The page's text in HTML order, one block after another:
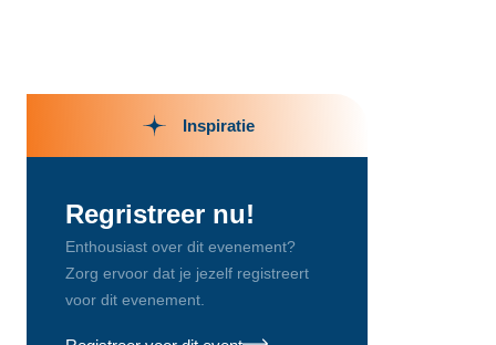
Inspiratie
Regristreer nu!
Enthousiast over dit evenement?
Zorg ervoor dat je jezelf registreert
voor dit evenement.